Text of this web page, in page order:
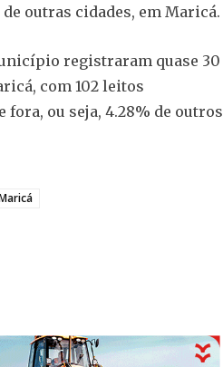
outras cidades, em Maricá.
registraram quase 30
com 102 leitos
fora, ou seja, 4.28% de outros